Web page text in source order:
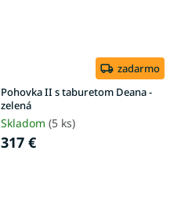
zadarmo
Pohovka II s taburetom Deana -
zelená
Skladom (5 ks)
317 €